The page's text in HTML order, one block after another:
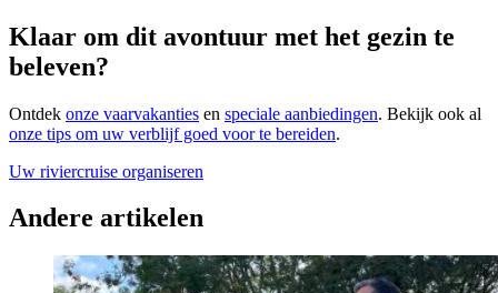
Klaar om dit avontuur met het gezin te
beleven?
Ontdek onze vaarvakanties en speciale aanbiedingen. Bekijk ook al
onze tips om uw verblijf goed voor te bereiden.
Uw riviercruise organiseren
Andere artikelen